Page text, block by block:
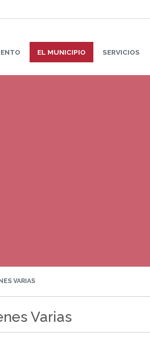
EL MUNICIPIO SERVICIOS
VARIAS
Varias